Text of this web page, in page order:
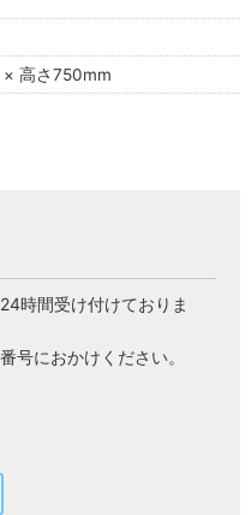
高さ750mm
時間受け付けておりま
号におかけください。